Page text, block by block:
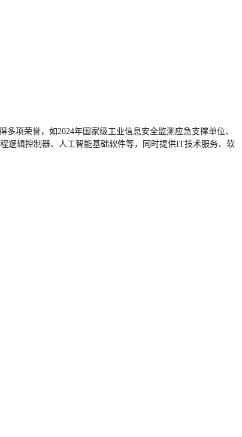
项荣誉，如2024年国家级工业信息安全监测应急支撑单位、
逻辑控制器、人工智能基础软件等，同时提供IT技术服务、软